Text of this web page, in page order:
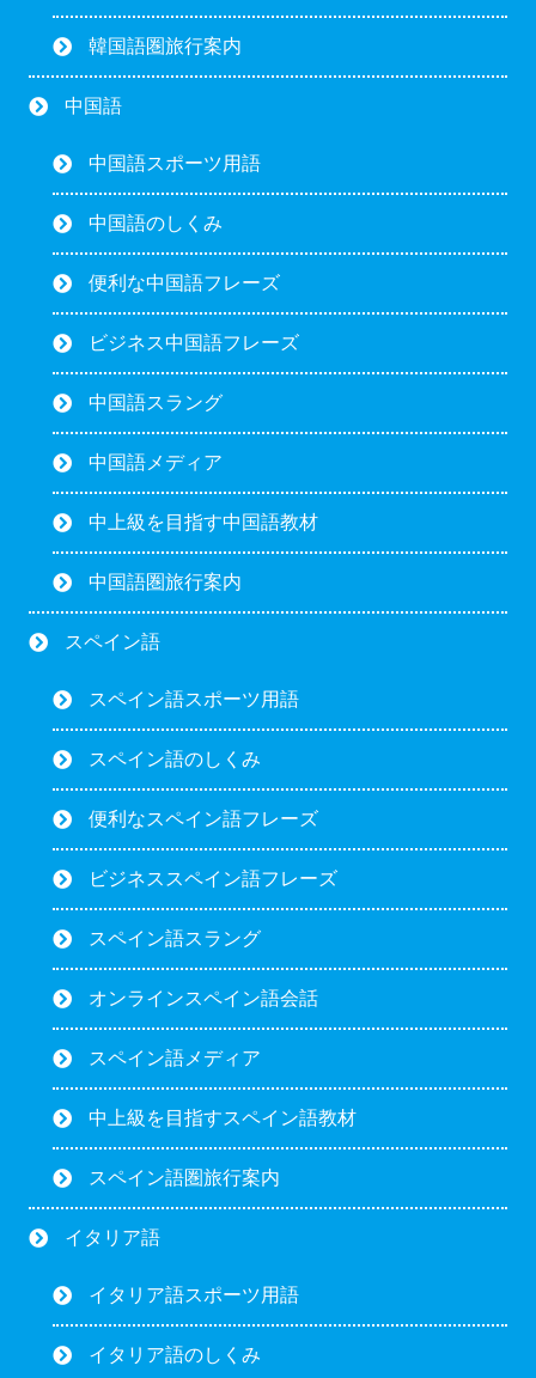
韓国語圏旅行案内
中国語
中国語スポーツ用語
中国語のしくみ
便利な中国語フレーズ
ビジネス中国語フレーズ
中国語スラング
中国語メディア
中上級を目指す中国語教材
中国語圏旅行案内
スペイン語
スペイン語スポーツ用語
スペイン語のしくみ
便利なスペイン語フレーズ
ビジネススペイン語フレーズ
スペイン語スラング
オンラインスペイン語会話
スペイン語メディア
中上級を目指すスペイン語教材
スペイン語圏旅行案内
イタリア語
イタリア語スポーツ用語
イタリア語のしくみ